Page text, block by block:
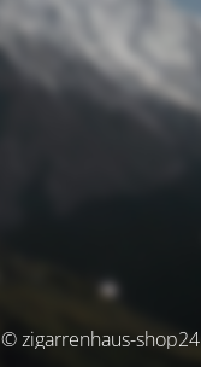
© zigarrenhaus-shop24